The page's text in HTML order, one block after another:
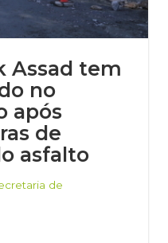
Assad tem
no
após
de
asfalto
de